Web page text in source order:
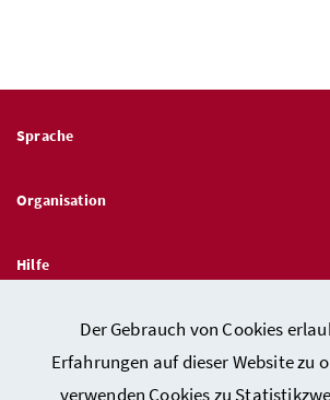
Der Gebrauch von Cookies
Erfahrungen auf dieser Website zu
verwenden Cookies zu
Sprache
Organisation
Hilfe
Quicklinks